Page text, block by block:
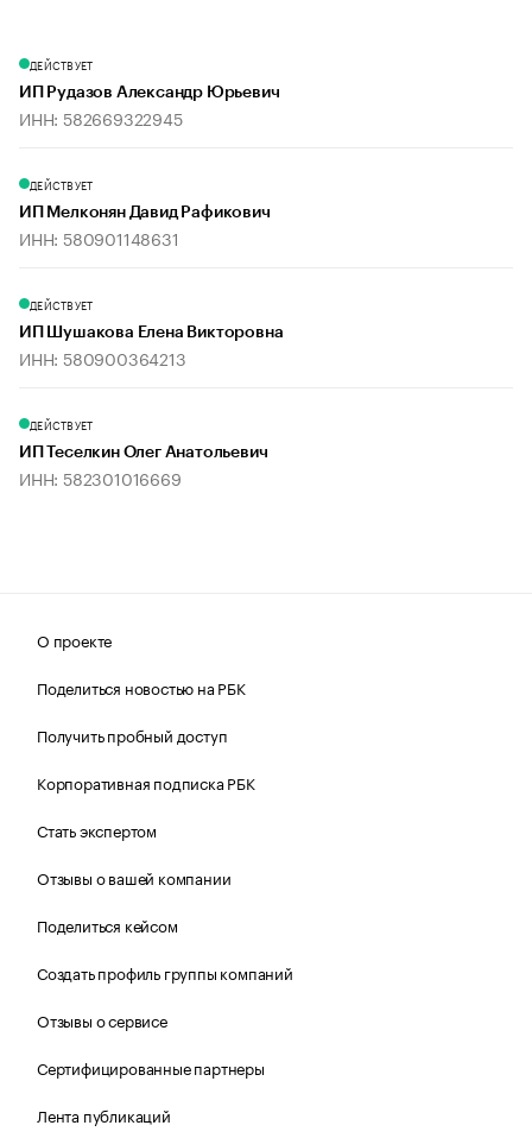
ДЕЙСТВУЕТ
ИП Рудазов Александр Юрьевич
ИНН: 582669322945
ДЕЙСТВУЕТ
ИП Мелконян Давид Рафикович
ИНН: 580901148631
ДЕЙСТВУЕТ
ИП Шушакова Елена Викторовна
ИНН: 580900364213
ДЕЙСТВУЕТ
ИП Теселкин Олег Анатольевич
ИНН: 582301016669
О проекте
Поделиться новостью на РБК
Получить пробный доступ
Корпоративная подписка РБК
Стать экспертом
Отзывы о вашей компании
Поделиться кейсом
Создать профиль группы компаний
Отзывы о сервисе
Сертифицированные партнеры
Лента публикаций